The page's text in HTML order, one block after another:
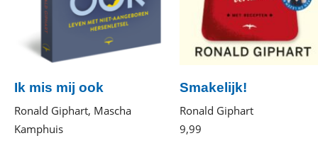
Ik mis mij ook
Ronald Giphart, Mascha
Kamphuis
Smakelijk!
Ronald Giphart
9,99